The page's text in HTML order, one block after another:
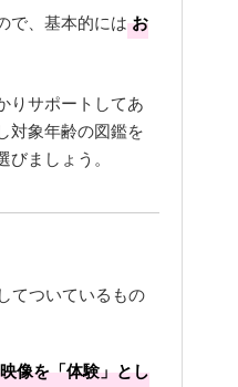
で、基本的には お
りサポートしてあ
対象年齢の図鑑を
ましょう。
てついているもの
像を「体験」とし